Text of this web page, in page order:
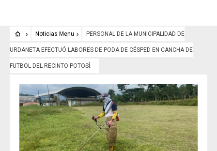
Noticias Menu PERSONAL DE LA MUNICIPALIDAD DE
URDANETA EFECTUÓ LABORES DE PODA DE CÉSPED EN CANCHA DE
FUTBOL DEL RECINTO POTOSÍ.